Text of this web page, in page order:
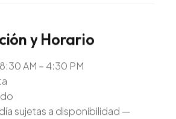
y Horario
AM – 4:30 PM
sujetas a disponibilidad —